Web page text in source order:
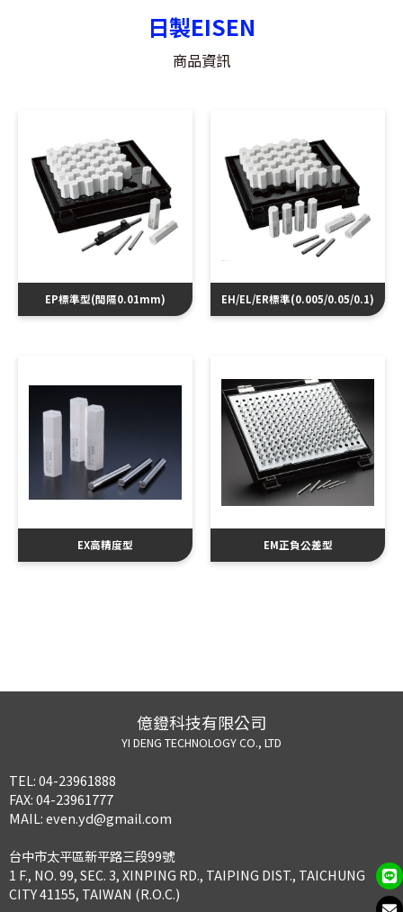
日製EISEN
商品資訊
EP標準型(間隔0.01mm) EH/EL/ER標準(0.005/0.05/0.1)
EX高精度型 EM正負公差型
億鐙科技有限公司
YI DENG TECHNOLOGY CO., LTD
TEL:04-23961888
FAX:04-23961777
MAIL:even.yd@gmail.com
台中市太平區新平路三段99號
1 F., NO. 99, SEC. 3, XINPING RD., TAIPING DIST., TAICHUNG
CITY 41155, TAIWAN (R.O.C.)